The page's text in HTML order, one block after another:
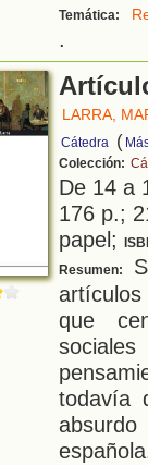
Temática:
.
LARRA,
Cátedra (
Colección:
De 14 a
176 p.;
papel;
Resumen:
que
todavía